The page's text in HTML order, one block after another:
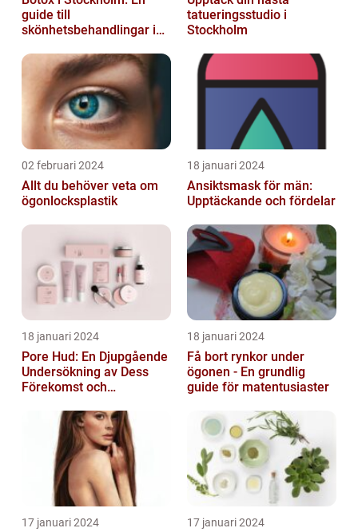
guide till
skönhetsbehandlingar i
tatueringsstudio i
Stockholm
02 februari 2024
Allt du behöver veta om
ögonlocksplastik
18 januari 2024
Ansiktsmask för män:
Upptäckande och fördelar
18 januari 2024
Pore Hud: En Djupgående
Undersökning av Dess
Förekomst och
18 januari 2024
Få bort rynkor under
ögonen - En grundlig
guide för matentusiaster
17 januari 2024 17 januari 2024